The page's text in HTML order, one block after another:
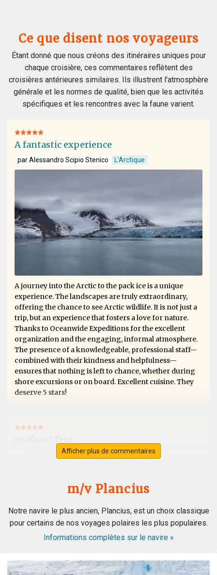
Ce que disent nos voyageurs
Étant donné que nous créons des itinéraires uniques pour
chaque croisière, ces commentaires reflètent des
croisières antérieures similaires. Ils illustrent l'atmosphère
générale et les normes de qualité, bien que les activités
spécifiques et les rencontres avec la faune varient.
A fantastic experience
par Alessandro Scipio Stenico L'Arctique
A journey into the Arctic to the pack ice is a unique
experience. The landscapes are truly extraordinary,
offering the chance to see Arctic wildlife. It is not just a
trip, but an experience that fosters a love for nature.
Thanks to Oceanwide Expeditions for the excellent
organization and the engaging, informal atmosphere.
The presence of a knowledgeable, professional staff—
combined with their kindness and helpfulness—
ensures that nothing is left to chance, whether during
shore excursions or on board. Excellent cuisine. They
deserve 5 stars!
par Michael Sven Stenico L'Arctique
sailed along the Artic ice pack and saw polar bears,
was extraordinary, competent and attentive to safety.
Very friendly onboard staff, excellent cuisine! A five
stars experience.
Afficher plus de commentaires
m/v Plancius
Notre navire le plus ancien, Plancius, est un choix classique
pour certains de nos voyages polaires les plus populaires.
Informations complètes sur le navire »